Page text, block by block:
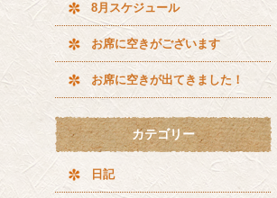
8月スケジュール
お席に空きがございます
お席に空きが出てきました！
カテゴリー
日記